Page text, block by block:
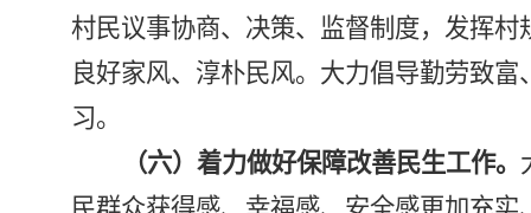
村民议事协商、决策、监督制度，发挥
良好家风、淳朴民风。大力倡导勤劳致
习。
（六）着力做好保障改善民生工作。